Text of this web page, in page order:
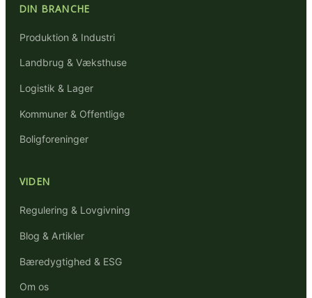
DIN BRANCHE
Produktion & Industri
Landbrug & Væksthuse
Logistik & Lager
Kommuner & Offentlige
Boligforeninger
VIDEN
Regulering & Lovgivning
Blog & Artikler
Bæredygtighed & ESG
Om os